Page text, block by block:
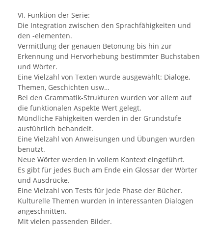
VI. Funktion der Serie:
Die Integration zwischen den Sprachfähigkeiten und
den -elementen.
Vermittlung der genauen Betonung bis hin zur
Erkennung und Hervorhebung bestimmter Buchstaben
und Wörter.
Eine Vielzahl von Texten wurde ausgewählt: Dialoge,
Themen, Geschichten usw…
Bei den Grammatik-Strukturen wurden vor allem auf
die funktionalen Aspekte Wert gelegt.
Mündliche Fähigkeiten werden in der Grundstufe
ausführlich behandelt.
Eine Vielzahl von Anweisungen und Übungen wurden
benutzt.
Neue Wörter werden in vollem Kontext eingeführt.
Es gibt für jedes Buch am Ende ein Glossar der Wörter
und Ausdrücke.
Eine Vielzahl von Tests für jede Phase der Bücher.
Kulturelle Themen wurden in interessanten Dialogen
angeschnitten.
Mit vielen passenden Bilder.